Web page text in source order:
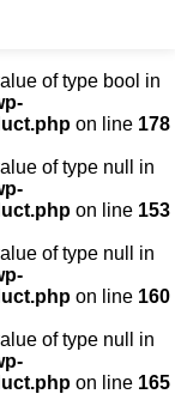
of type bool in
on line 178
of type null in
on line 153
of type null in
on line 160
of type null in
on line 165